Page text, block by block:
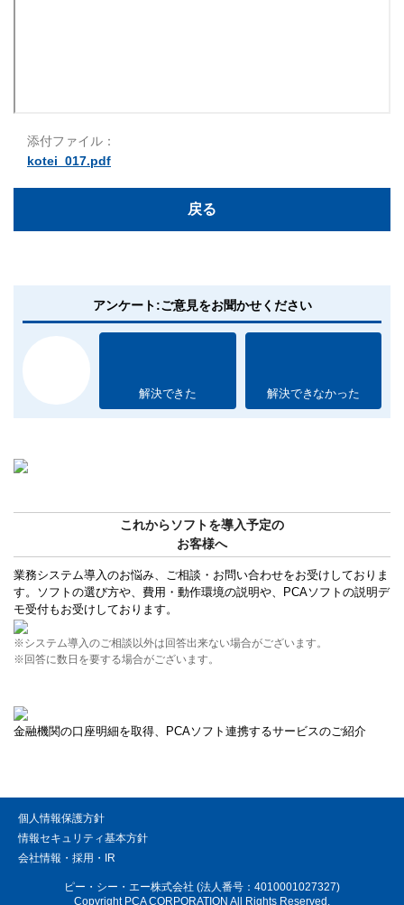
添付ファイル：
kotei_017.pdf
戻る
アンケート:ご意見をお聞かせください
解決できた 解決できなかった
これからソフトを導入予定の
お客様へ
業務システム導入のお悩み、ご相談・お問い合わせをお受けしておりま
す。ソフトの選び方や、費用・動作環境の説明や、PCAソフトの説明デ
モ受付もお受けしております。
※システム導入のご相談以外は回答出来ない場合がございます。
※回答に数日を要する場合がございます。
金融機関の口座明細を取得、PCAソフト連携するサービスのご紹介
個人情報保護方針
情報セキュリティ基本方針
会社情報・採用・IR
ピー・シー・エー株式会社 (法人番号：4010001027327)
Copyright PCA CORPORATION All Rights Reserved.